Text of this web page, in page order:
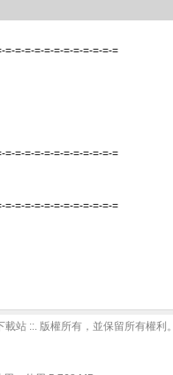
=-=-=-=-=-=-=-=-=-=-=-=
=-=-=-=-=-=-=-=-=-=-=-=
=-=-=-=-=-=-=-=-=-=-=-=
站 ::. 版權所有，並保留所有權利。